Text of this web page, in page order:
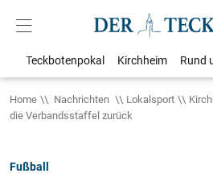
Teckbotenpokal Kirchheim Rund
Home Nachrichten Lokalsport
die Verbandsstaffel zurück
Fußball